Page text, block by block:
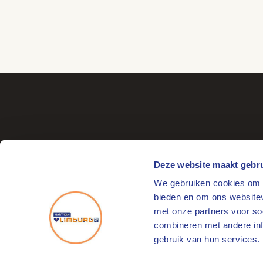
Deze website maakt
We gebruiken cookies
bieden en om ons
met onze partners voor
combineren met andere
gebruik van hun services.
Markt 17
6041 EL Roermond